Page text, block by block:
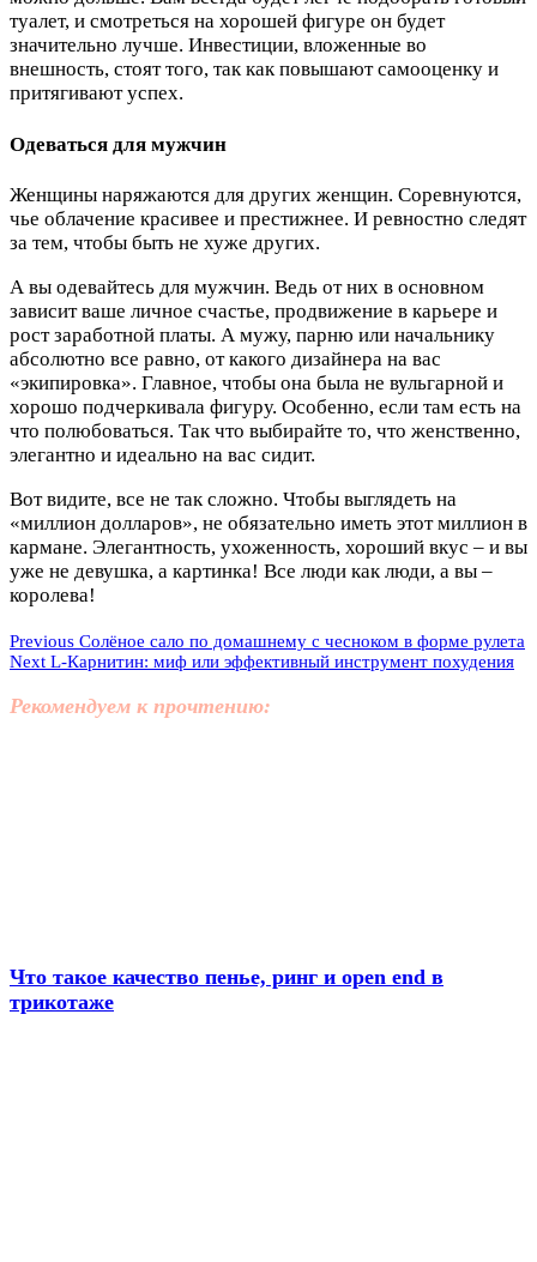
туалет, и смотреться на хорошей фигуре он будет
значительно лучше. Инвестиции, вложенные во
внешность, стоят того, так как повышают самооценку и
притягивают успех.
Одеваться для мужчин
Женщины наряжаются для других женщин. Соревнуются,
чье облачение красивее и престижнее. И ревностно следят
за тем, чтобы быть не хуже других.
А вы одевайтесь для мужчин. Ведь от них в основном
зависит ваше личное счастье, продвижение в карьере и
рост заработной платы. А мужу, парню или начальнику
абсолютно все равно, от какого дизайнера на вас
«экипировка». Главное, чтобы она была не вульгарной и
хорошо подчеркивала фигуру. Особенно, если там есть на
что полюбоваться. Так что выбирайте то, что женственно,
элегантно и идеально на вас сидит.
Вот видите, все не так сложно. Чтобы выглядеть на
«миллион долларов», не обязательно иметь этот миллион в
кармане. Элегантность, ухоженность, хороший вкус – и вы
уже не девушка, а картинка! Все люди как люди, а вы –
королева!
Previous Солёное сало по домашнему с чесноком в форме рулета
Next L-Карнитин: миф или эффективный инструмент похудения
Рекомендуем к прочтению:
Что такое качество пенье, ринг и open end в
трикотаже